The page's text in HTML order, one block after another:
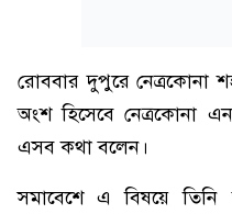
রোববার দুপুরে নেত্রকোনা
অংশ হিসেবে নেত্রকোনা
এসব কথা বলেন।
সমাবেশে এ বিষয়ে